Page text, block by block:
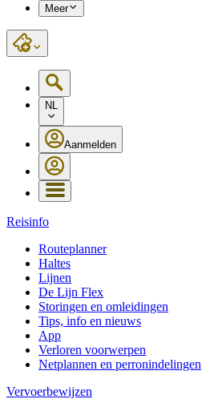
Meer
NL
Aanmelden
Reisinfo
Routeplanner
Haltes
Lijnen
De Lijn Flex
Storingen en omleidingen
Tips, info en nieuws
App
Verloren voorwerpen
Netplannen en perronindelingen
Vervoerbewijzen